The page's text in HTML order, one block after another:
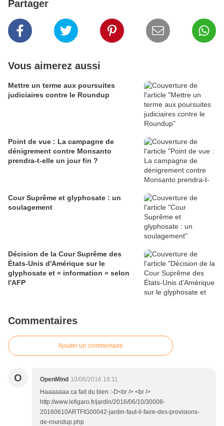
Partager
Vous aimerez aussi
Mettre un terme aux poursuites
judiciaires contre le Roundup
Point de vue : La campagne de
dénigrement contre Monsanto
prendra-t-elle un jour fin ?
Cour Suprême et glyphosate : un
soulagement
Décision de la Cour Suprême des
États-Unis d'Amérique sur le
glyphosate et « information » selon
l'AFP
Commentaires
Ajouter un commentaire
O OpenMind 10/06/2016 18:11
Haaaaaaa ca fait du bien :-D<br /> <br />
http://www.lefigaro.fr/jardin/2016/06/10/30008-
20160610ARTFIG00042-jardin-faut-il-faire-des-provisions-
de-roundup.php